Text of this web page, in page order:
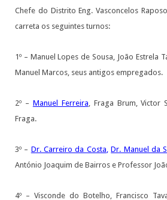
Chefe do Distrito Eng. Vasconcelos
carreta os seguintes turnos:
1º – Manuel Lopes de Sousa, João Estrela
Manuel Marcos, seus antigos empregados.
2º – Manuel Ferreira , Fraga Brum, Victor
Fraga.
3º – Dr. Carreiro da Costa ,Dr. Manuel da
António Joaquim de Bairros e Professor
4º – Visconde do Botelho, Francisco